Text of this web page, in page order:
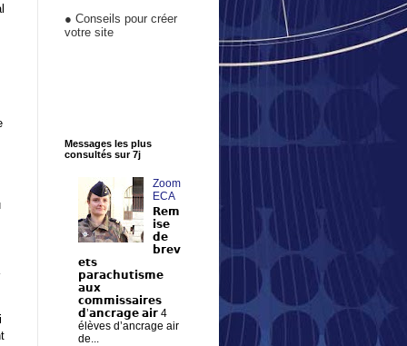
● Conseils pour créer
votre site
Messages les plus
consultés sur 7j
Zoom
ECA
𝗥𝗲𝗺
𝗶𝘀𝗲
𝗱𝗲
𝗯𝗿𝗲𝘃
𝗲𝘁𝘀
𝗽𝗮𝗿𝗮𝗰𝗵𝘂𝘁𝗶𝘀𝗺𝗲
𝗮𝘂𝘅
𝗰𝗼𝗺𝗺𝗶𝘀𝘀𝗮𝗶𝗿𝗲𝘀
𝗱’𝗮𝗻𝗰𝗿𝗮𝗴𝗲 𝗮𝗶𝗿 4
élèves d’ancrage air
de...